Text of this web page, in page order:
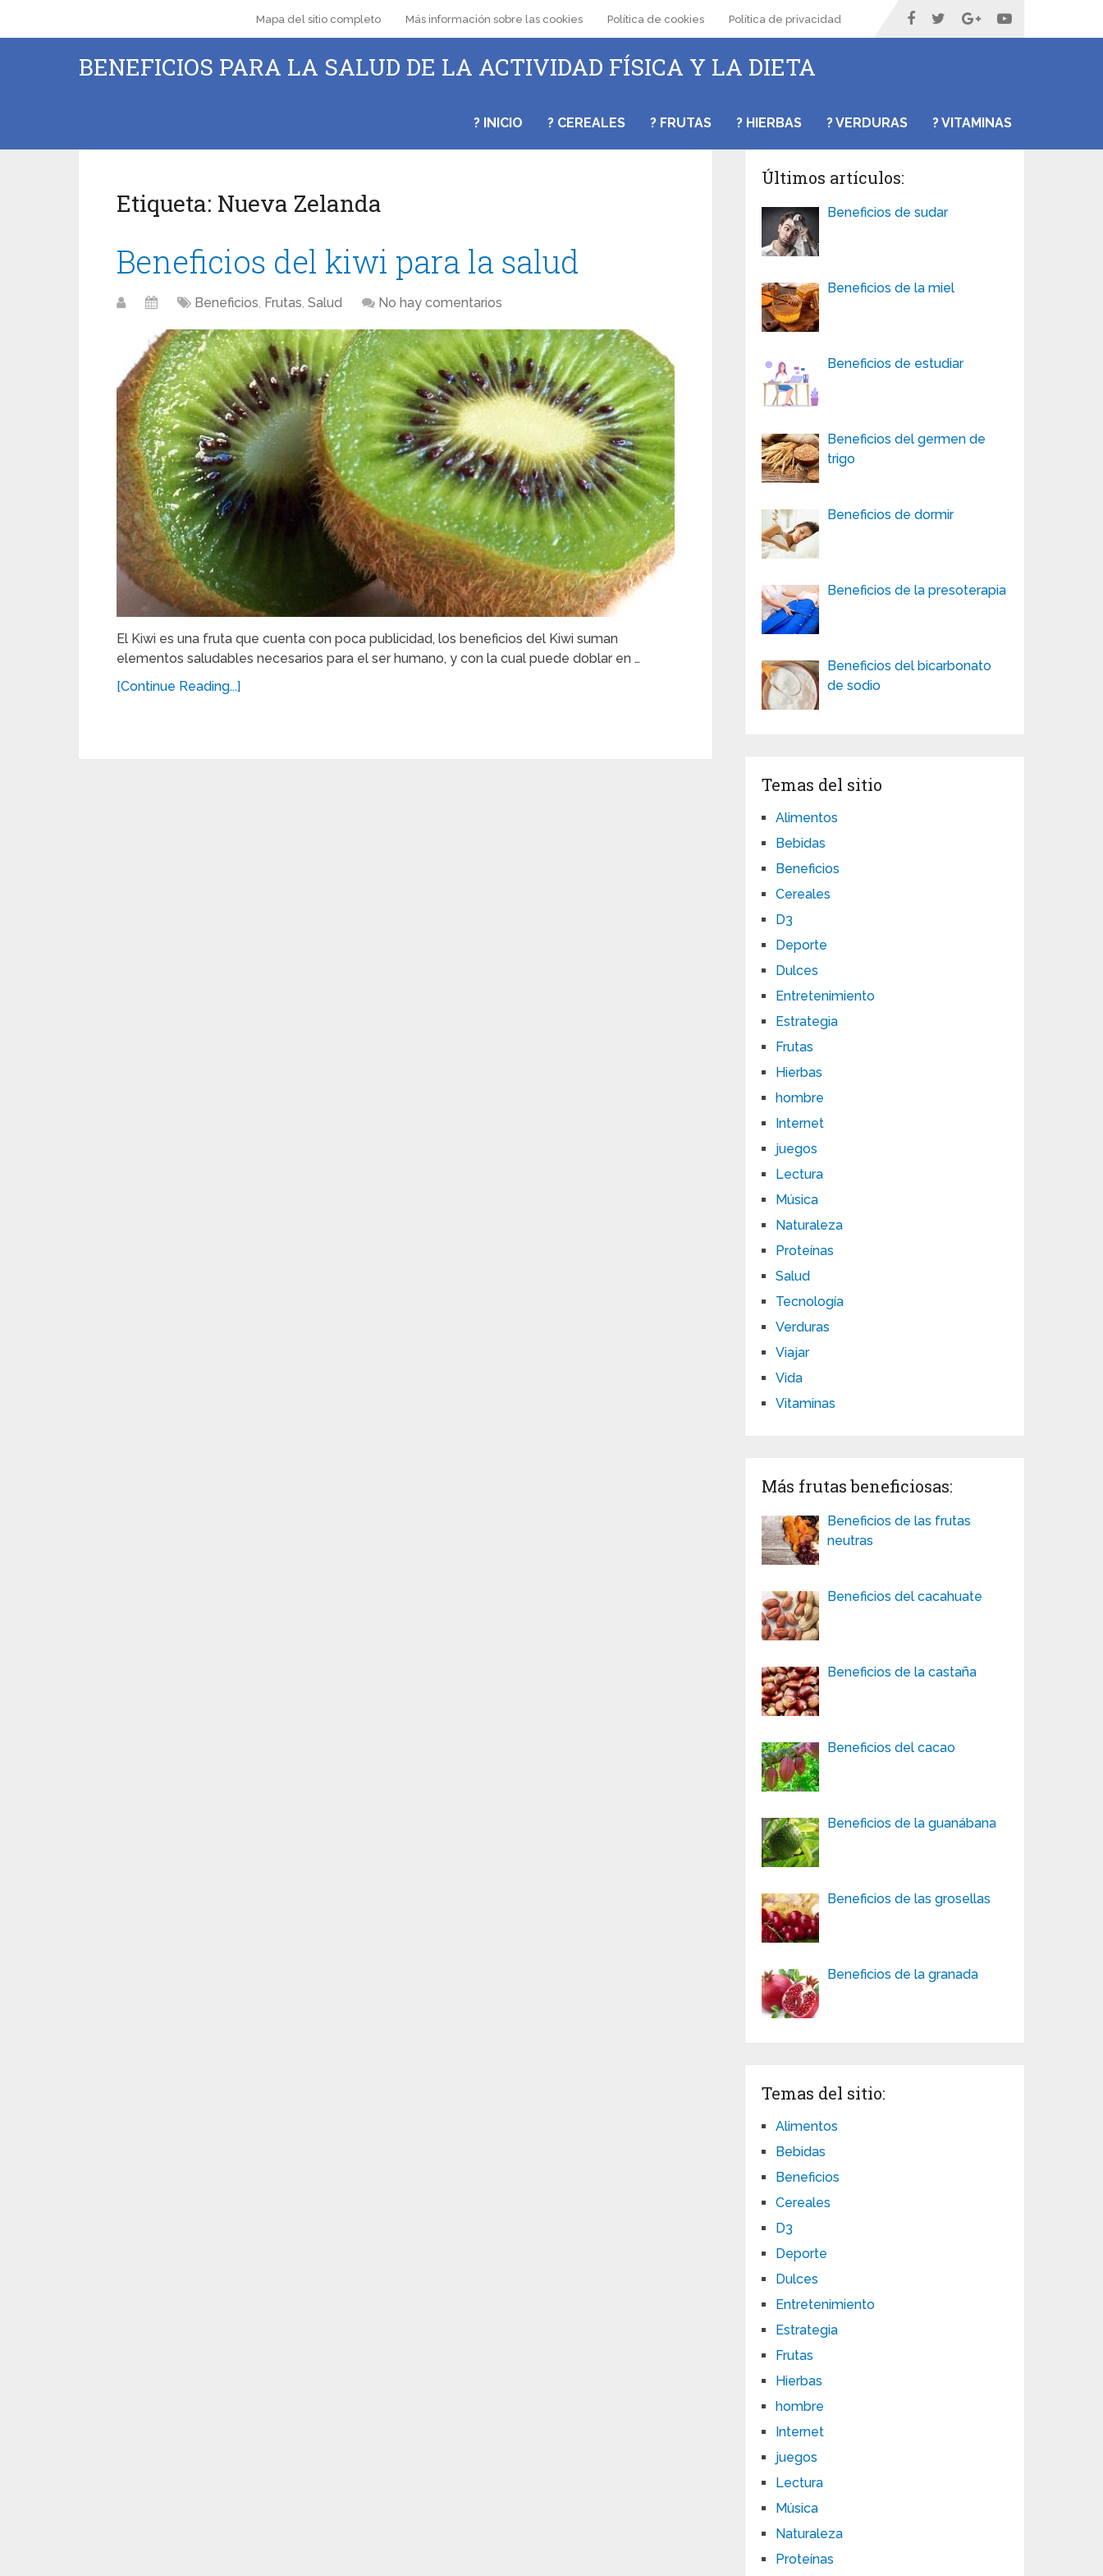
Mapa del sitio completo Más información sobre las cookies Política de cookies Política de privacidad
BENEFICIOS PARA LA SALUD DE LA ACTIVIDAD FÍSICA Y LA DIETA
? INICIO ? CEREALES ? FRUTAS ? HIERBAS ? VERDURAS ? VITAMINAS
Etiqueta: Nueva Zelanda
Beneficios del kiwi para la salud
Beneficios, Frutas, Salud No hay comentarios
El Kiwi es una fruta que cuenta con poca publicidad, los beneficios del Kiwi suman
elementos saludables necesarios para el ser humano, y con la cual puede doblar en …
[Continue Reading...]
Últimos artículos:
Beneficios de sudar
Beneficios de la miel
Beneficios de estudiar
Beneficios del germen de
trigo
Beneficios de dormir
Beneficios de la presoterapia
Beneficios del bicarbonato
de sodio
Temas del sitio
Alimentos
Bebidas
Beneficios
Cereales
D3
Deporte
Dulces
Entretenimiento
Estrategia
Frutas
Hierbas
hombre
Internet
juegos
Lectura
Música
Naturaleza
Proteínas
Salud
Tecnología
Verduras
Viajar
Vida
Vitaminas
Más frutas beneficiosas:
Beneficios de las frutas
neutras
Beneficios del cacahuate
Beneficios de la castaña
Beneficios del cacao
Beneficios de la guanábana
Beneficios de las grosellas
Beneficios de la granada
Temas del sitio:
Alimentos
Bebidas
Beneficios
Cereales
D3
Deporte
Dulces
Entretenimiento
Estrategia
Frutas
Hierbas
hombre
Internet
juegos
Lectura
Música
Naturaleza
Proteínas